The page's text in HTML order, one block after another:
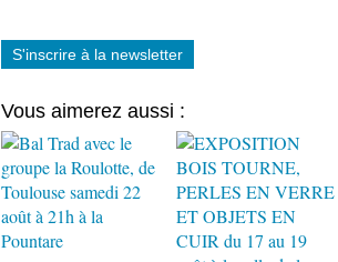
S'inscrire à la newsletter
Vous aimerez aussi :